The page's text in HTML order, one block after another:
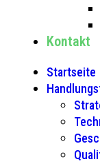
Kontakt
Startseite